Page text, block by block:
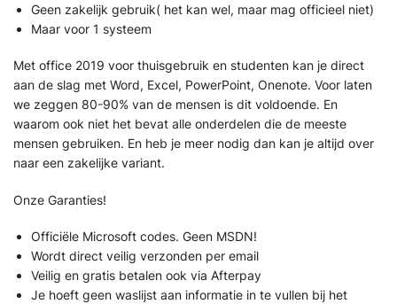
Geen zakelijk gebruik( het kan wel, maar mag officieel niet)
Maar voor 1 systeem
Met office 2019 voor thuisgebruik en studenten kan je direct
aan de slag met Word, Excel, PowerPoint, Onenote. Voor laten
we zeggen 80-90% van de mensen is dit voldoende. En
waarom ook niet het bevat alle onderdelen die de meeste
mensen gebruiken. En heb je meer nodig dan kan je altijd over
naar een zakelijke variant.
Onze Garanties!
Officiële Microsoft codes. Geen MSDN!
Wordt direct veilig verzonden per email
Veilig en gratis betalen ook via Afterpay
Je hoeft geen waslijst aan informatie in te vullen bij het